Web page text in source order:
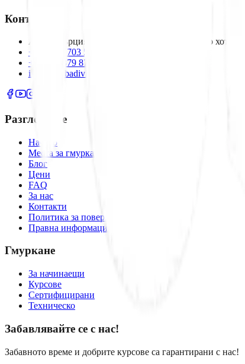
Контакти
Адрес: Гърция, Халкидики, Метаморфози, до хотел
+359 878 703 571
+30 698 379 8737
info@scubadivingnemo.com
Разгледайте
Начало
Места за гмуркане
Блог
Цени
FAQ
За нас
Контакти
Политика за поверителност
Правна информация
Гмуркане
За начинаещи
Курсове
Сертифицирани
Техническо
Забавлявайте се с нас!
Забавното време и добрите курсове са гарантирани с нас!